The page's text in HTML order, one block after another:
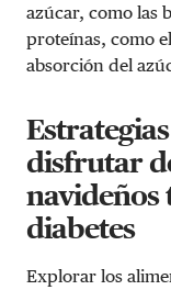
azúcar, como las
proteínas, como
absorción del
disfrutar
navideños
diabetes
Explorar los